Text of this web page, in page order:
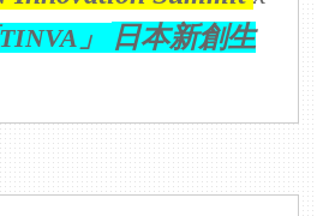
TINVA」
日本新創生